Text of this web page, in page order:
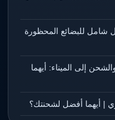
شامل للبضائع المحظورة
إلى الميناء: أيهما
| أيهما أفضل لشحنتك؟